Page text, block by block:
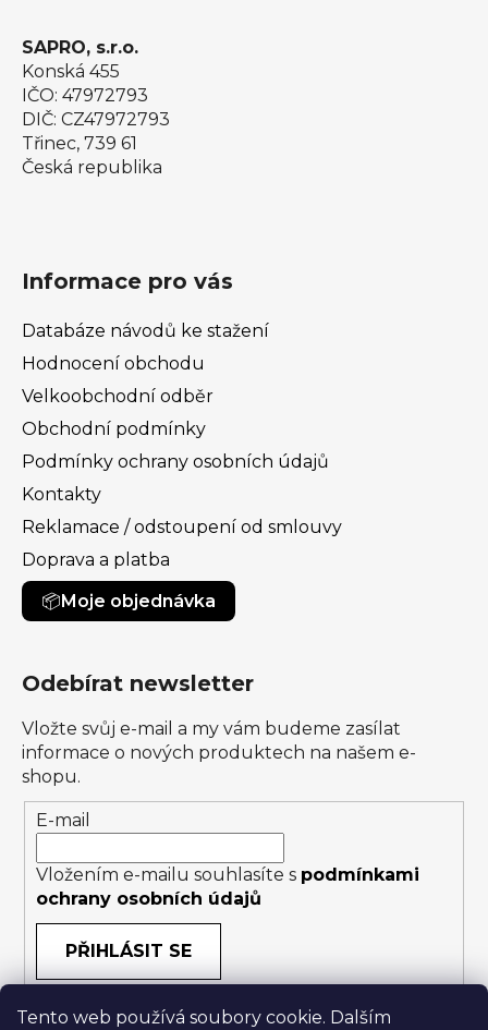
Tento web používá soubory cookie. Dalším
SAPRO, s.r.o.
Konská 455
IČO: 47972793
DIČ: CZ47972793
Třinec, 739 61
Česká republika
Informace pro vás
Databáze návodů ke stažení
Hodnocení obchodu
Velkoobchodní odběr
Obchodní podmínky
Podmínky ochrany osobních údajů
Kontakty
Reklamace / odstoupení od smlouvy
Doprava a platba
Moje objednávka
Odebírat newsletter
Vložte svůj e-mail a my vám budeme zasílat
informace o nových produktech na našem e-
shopu.
E-mail
Vložením e-mailu souhlasíte s podmínkami
ochrany osobních údajů
PŘIHLÁSIT SE